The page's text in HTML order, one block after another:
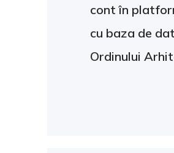
cont în
cu baza de
Ordinului